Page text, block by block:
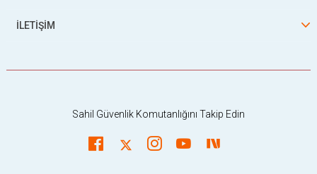
İLETİŞİM
Sahil Güvenlik Komutanlığını Takip Edin